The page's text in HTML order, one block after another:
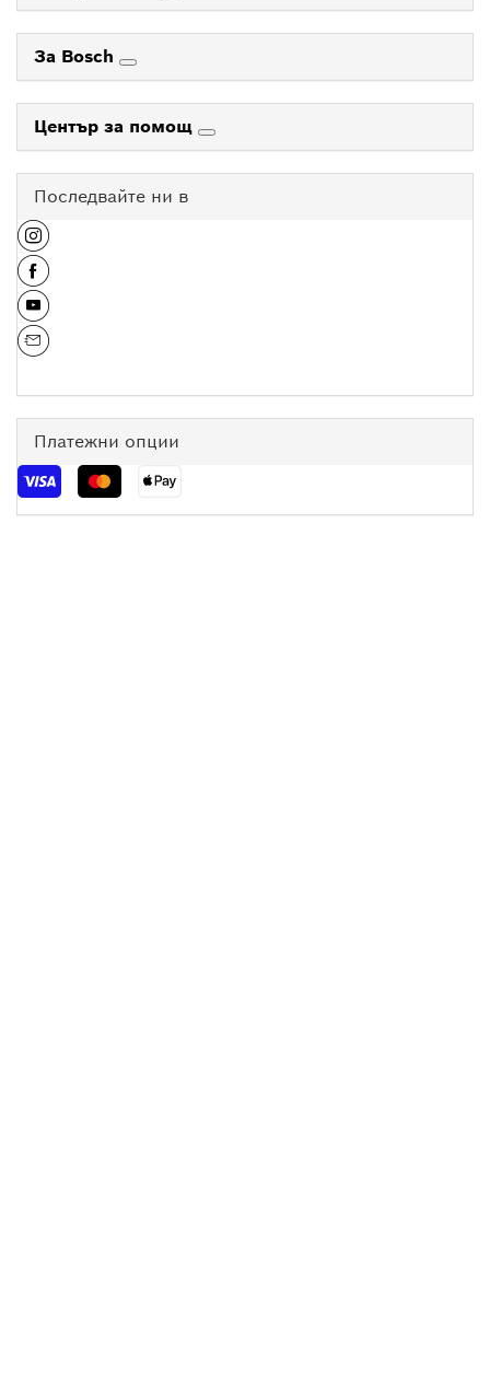
За Bosch
Център за помощ
Последвайте ни в
Платежни опции